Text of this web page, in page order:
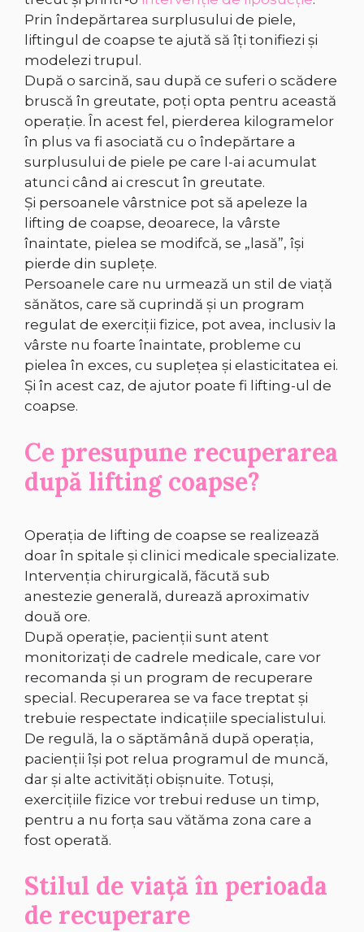
Prin îndepărtarea surplusului de piele,
liftingul de coapse te ajută să îți tonifiezi și
modelezi trupul.
După o sarcină, sau după ce suferi o scădere
bruscă în greutate, poți opta pentru această
operație. În acest fel, pierderea kilogramelor
în plus va fi asociată cu o îndepărtare a
surplusului de piele pe care l-ai acumulat
atunci când ai crescut în greutate.
Și persoanele vârstnice pot să apeleze la
lifting de coapse, deoarece, la vârste
înaintate, pielea se modifcă, se „lasă”, își
pierde din suplețe.
Persoanele care nu urmează un stil de viață
sănătos, care să cuprindă și un program
regulat de exerciții fizice, pot avea, inclusiv la
vârste nu foarte înaintate, probleme cu
pielea în exces, cu suplețea și elasticitatea ei.
Și în acest caz, de ajutor poate fi lifting-ul de
coapse.
Ce presupune recuperarea
după lifting coapse?
Operația de lifting de coapse se realizează
doar în spitale și clinici medicale specializate.
Intervenția chirurgicală, făcută sub
anestezie generală, durează aproximativ
două ore.
După operație, pacienții sunt atent
monitorizați de cadrele medicale, care vor
recomanda și un program de recuperare
special. Recuperarea se va face treptat și
trebuie respectate indicațiile specialistului.
De regulă, la o săptămână după operația,
pacienții își pot relua programul de muncă,
dar și alte activități obișnuite. Totuși,
exercițiile fizice vor trebui reduse un timp,
pentru a nu forța sau vătăma zona care a
fost operată.
Stilul de viață în perioada
de recuperare